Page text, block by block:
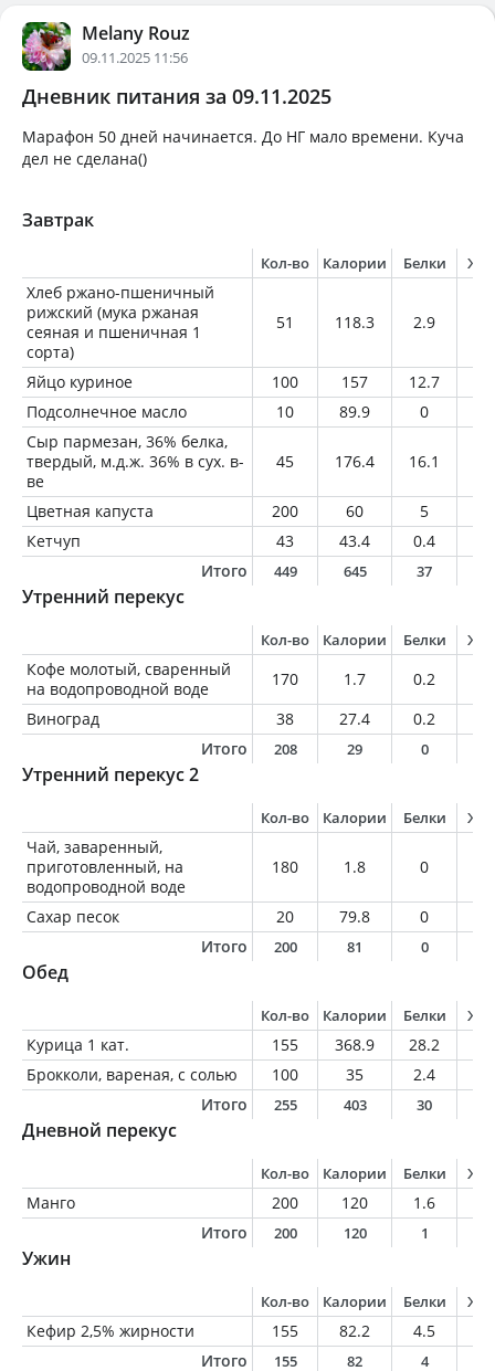
Melany Rouz
09.11.2025 11:56
Дневник питания за 09.11.2025
Марафон 50 дней начинается. До НГ мало времени. Куча
дел не сделана()
Завтрак
Кол-во Калории Белки
Хлеб ржано-пшеничный
рижский (мука ржаная
сеяная и пшеничная 1
сорта)
51 118.3 2.9
Яйцо куриное 100 157 12.7
Подсолнечное масло
10 89.9 0
Сыр пармезан, 36% белка,
твердый, м.д.ж. 36% в сух. в-
ве
45 176.4 16.1
Цветная капуста 200 60 5
Кетчуп
43 43.4 0.4
Итого
449 645 37
Утренний перекус
Кол-во Калории Белки
Кофе молотый, сваренный
на водопроводной воде
170 1.7 0.2
Виноград
38 27.4 0.2
Итого
208 29 0
Утренний перекус 2
Кол-во Калории Белки
Чай, заваренный,
приготовленный, на
водопроводной воде
180 1.8 0
Сахар песок 20 79.8 0
Итого
200 81 0
Обед
Кол-во Калории Белки
Курица 1 кат. 155 368.9 28.2
Брокколи, вареная, с солью
100 35 2.4
Итого
255 403 30
Дневной перекус
Кол-во Калории Белки
Манго 200 120 1.6
Итого
200 120 1
Ужин
Кол-во Калории Белки
Кефир 2,5% жирности 155 82.2 4.5
Итого
155 82 4